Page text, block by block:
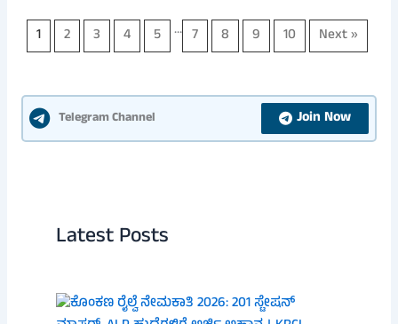
1 2 3 4 5 … 7 8 9 10 Next »
Telegram Channel Join Now
Latest Posts